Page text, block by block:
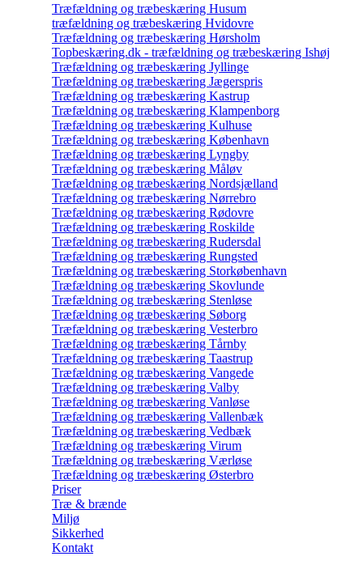
Træfældning og træbeskæring Husum
træfældning og træbeskæring Hvidovre
Træfældning og træbeskæring Hørsholm
Topbeskæring.dk - træfældning og træbeskæring Ishøj
Træfældning og træbeskæring Jyllinge
Træfældning og træbeskæring Jægerspris
Træfældning og træbeskæring Kastrup
Træfældning og træbeskæring Klampenborg
Træfældning og træbeskæring Kulhuse
Træfældning og træbeskæring København
Træfældning og træbeskæring Lyngby
Træfældning og træbeskæring Måløv
Træfældning og træbeskæring Nordsjælland
Træfældning og træbeskæring Nørrebro
Træfældning og træbeskæring Rødovre
Træfældning og træbeskæring Roskilde
Træfældning og træbeskæring Rudersdal
Træfældning og træbeskæring Rungsted
Træfældning og træbeskæring Storkøbenhavn
Træfældning og træbeskæring Skovlunde
Træfældning og træbeskæring Stenløse
Træfældning og træbeskæring Søborg
Træfældning og træbeskæring Vesterbro
Træfældning og træbeskæring Tårnby
Træfældning og træbeskæring Taastrup
Træfældning og træbeskæring Vangede
Træfældning og træbeskæring Valby
Træfældning og træbeskæring Vanløse
Træfældning og træbeskæring Vallenbæk
Træfældning og træbeskæring Vedbæk
Træfældning og træbeskæring Virum
Træfældning og træbeskæring Værløse
Træfældning og træbeskæring Østerbro
Priser
Træ & brænde
Miljø
Sikkerhed
Kontakt